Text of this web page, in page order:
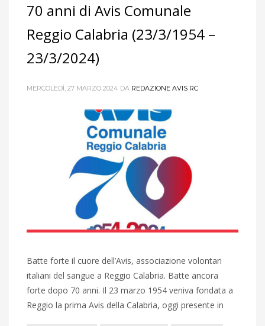
70 anni di Avis Comunale
Reggio Calabria (23/3/1954 –
23/3/2024)
MERCOLEDÌ, 27 MARZO 2024 DA REDAZIONE AVIS RC
Batte forte il cuore dell’Avis, associazione volontari
italiani del sangue a Reggio Calabria. Batte ancora
forte dopo 70 anni. Il 23 marzo 1954 veniva fondata a
Reggio la prima Avis della Calabria, oggi presente in